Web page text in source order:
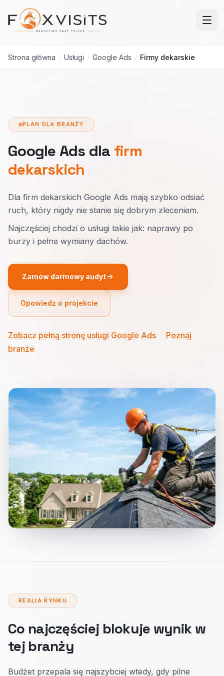
Przejdź do treści głównej
Strona główna / Usługi / Google Ads / Firmy dekarskie
PLAN DLA BRANŻY
Google Ads dla firm
dekarskich
Dla firm dekarskich Google Ads mają szybko odsiać
ruch, który nigdy nie stanie się dobrym zleceniem.
Najczęściej chodzi o usługi takie jak: naprawy po
burzy i pełne wymiany dachów.
Zamów darmowy audyt
Opowiedz o projekcie
Zobacz pełną stronę usługi Google Ads
Poznaj
branże
REALIA RYNKU
Co najczęściej blokuje wynik w
tej branży
Budżet przepala się najszybciej wtedy, gdy pilne